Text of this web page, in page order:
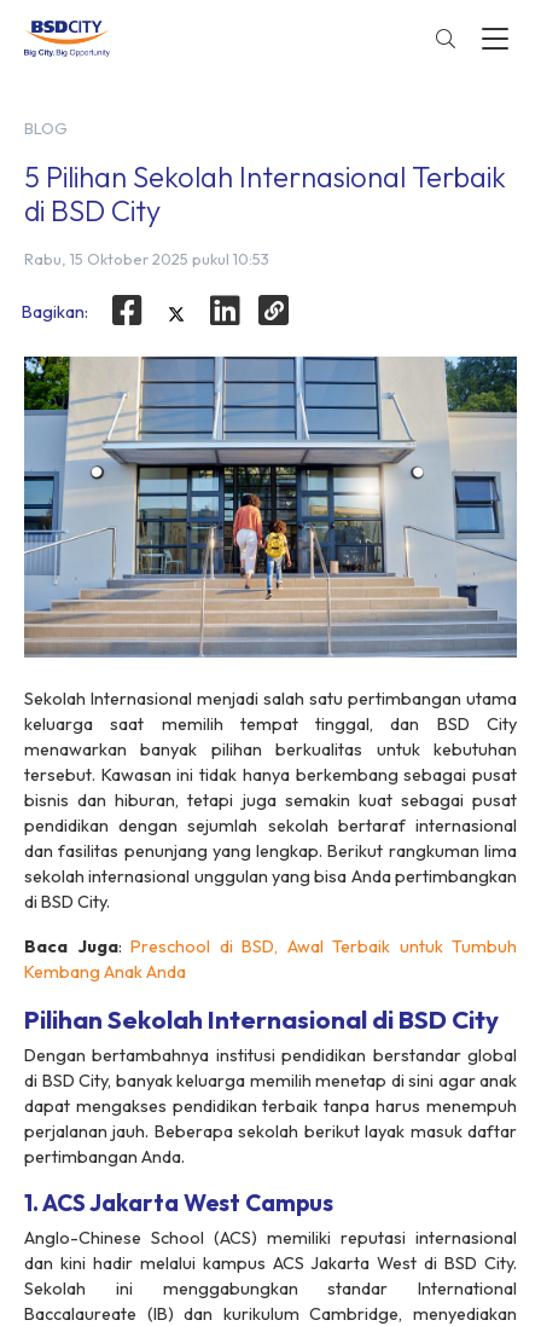
BLOG
5 Pilihan Sekolah Internasional Terbaik
di BSD City
Rabu, 15 Oktober 2025 pukul 10:53
Bagikan:
Sekolah Internasional menjadi salah satu pertimbangan utama
keluarga saat memilih tempat tinggal, dan BSD City
menawarkan banyak pilihan berkualitas untuk kebutuhan
tersebut. Kawasan ini tidak hanya berkembang sebagai pusat
bisnis dan hiburan, tetapi juga semakin kuat sebagai pusat
pendidikan dengan sejumlah sekolah bertaraf internasional
dan fasilitas penunjang yang lengkap. Berikut rangkuman lima
sekolah internasional unggulan yang bisa Anda pertimbangkan
di BSD City.
Baca Juga: Preschool di BSD, Awal Terbaik untuk Tumbuh
Kembang Anak Anda
Pilihan Sekolah Internasional di BSD City
Dengan bertambahnya institusi pendidikan berstandar global
di BSD City, banyak keluarga memilih menetap di sini agar anak
dapat mengakses pendidikan terbaik tanpa harus menempuh
perjalanan jauh. Beberapa sekolah berikut layak masuk daftar
pertimbangan Anda.
1. ACS Jakarta West Campus
Anglo-Chinese School (ACS) memiliki reputasi internasional
dan kini hadir melalui kampus ACS Jakarta West di BSD City.
Sekolah ini menggabungkan standar International
Baccalaureate (IB) dan kurikulum Cambridge, menyediakan